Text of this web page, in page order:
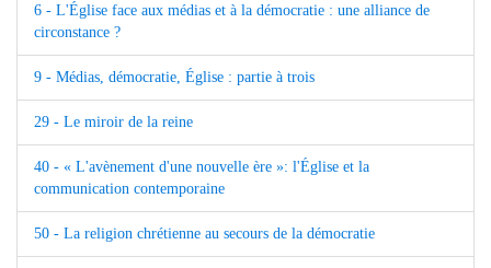
6 - L'Église face aux médias et à la démocratie : une alliance de
circonstance ?
9 - Médias, démocratie, Église : partie à trois
29 - Le miroir de la reine
40 - « L'avènement d'une nouvelle ère »: l'Église et la
communication contemporaine
50 - La religion chrétienne au secours de la démocratie